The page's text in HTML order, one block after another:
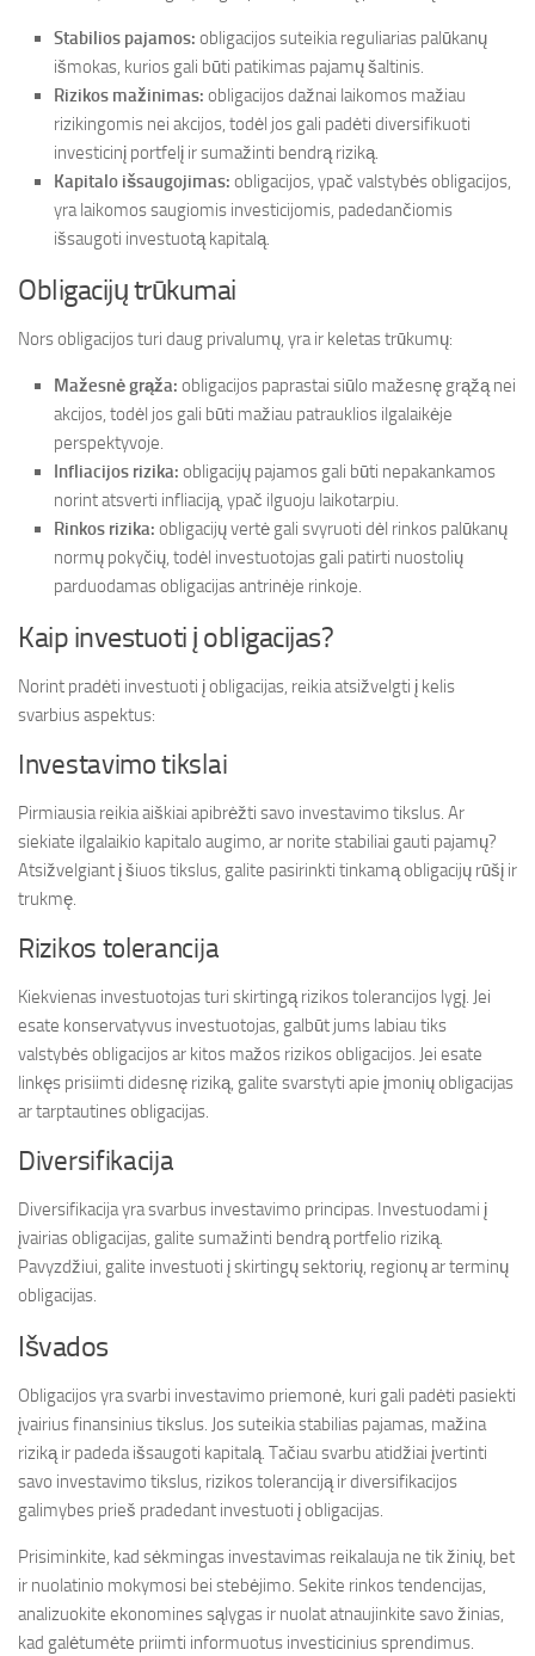
Stabilios pajamos: obligacijos suteikia reguliarias palūkanų
išmokas, kurios gali būti patikimas pajamų šaltinis.
Rizikos mažinimas: obligacijos dažnai laikomos mažiau
rizikingomis nei akcijos, todėl jos gali padėti diversifikuoti
investicinį portfelį ir sumažinti bendrą riziką.
Kapitalo išsaugojimas: obligacijos, ypač valstybės obligacijos,
yra laikomos saugiomis investicijomis, padedančiomis
išsaugoti investuotą kapitalą.
Obligacijų trūkumai
Nors obligacijos turi daug privalumų, yra ir keletas trūkumų:
Mažesnė grąža: obligacijos paprastai siūlo mažesnę grąžą nei
akcijos, todėl jos gali būti mažiau patrauklios ilgalaikėje
perspektyvoje.
Infliacijos rizika: obligacijų pajamos gali būti nepakankamos
norint atsverti infliaciją, ypač ilguoju laikotarpiu.
Rinkos rizika: obligacijų vertė gali svyruoti dėl rinkos palūkanų
normų pokyčių, todėl investuotojas gali patirti nuostolių
parduodamas obligacijas antrinėje rinkoje.
Kaip investuoti į obligacijas?
Norint pradėti investuoti į obligacijas, reikia atsižvelgti į kelis
svarbius aspektus:
Investavimo tikslai
Pirmiausia reikia aiškiai apibrėžti savo investavimo tikslus. Ar
siekiate ilgalaikio kapitalo augimo, ar norite stabiliai gauti pajamų?
Atsižvelgiant į šiuos tikslus, galite pasirinkti tinkamą obligacijų rūšį ir
trukmę.
Rizikos tolerancija
Kiekvienas investuotojas turi skirtingą rizikos tolerancijos lygį. Jei
esate konservatyvus investuotojas, galbūt jums labiau tiks
valstybės obligacijos ar kitos mažos rizikos obligacijos. Jei esate
linkęs prisiimti didesnę riziką, galite svarstyti apie įmonių obligacijas
ar tarptautines obligacijas.
Diversifikacija
Diversifikacija yra svarbus investavimo principas. Investuodami į
įvairias obligacijas, galite sumažinti bendrą portfelio riziką.
Pavyzdžiui, galite investuoti į skirtingų sektorių, regionų ar terminų
obligacijas.
Išvados
Obligacijos yra svarbi investavimo priemonė, kuri gali padėti pasiekti
įvairius finansinius tikslus. Jos suteikia stabilias pajamas, mažina
riziką ir padeda išsaugoti kapitalą. Tačiau svarbu atidžiai įvertinti
savo investavimo tikslus, rizikos toleranciją ir diversifikacijos
galimybes prieš pradedant investuoti į obligacijas.
Prisiminkite, kad sėkmingas investavimas reikalauja ne tik žinių, bet
ir nuolatinio mokymosi bei stebėjimo. Sekite rinkos tendencijas,
analizuokite ekonomines sąlygas ir nuolat atnaujinkite savo žinias,
kad galėtumėte priimti informuotus investicinius sprendimus.